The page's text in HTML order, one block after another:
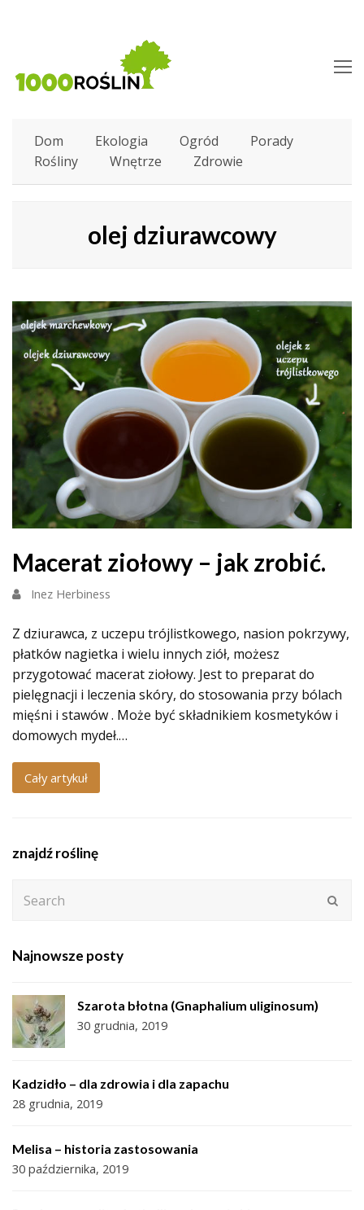
Dom Ekologia Ogród
Porady
Rośliny
Wnętrze Zdrowie
olej dziurawcowy
Macerat ziołowy – jak zrobić.
Inez Herbiness
Z dziurawca, z uczepu trójlistkowego, nasion pokrzywy,
płatków nagietka i wielu innych ziół, możesz
przygotować macerat ziołowy. Jest to preparat do
pielęgnacji i leczenia skóry, do stosowania przy bólach
mięśni i stawów . Może być składnikiem kosmetyków i
domowych mydeł.…
Cały artykuł
znajdź roślinę
Najnowsze posty
Szarota błotna (Gnaphalium uliginosum)
30 grudnia, 2019
Kadzidło – dla zdrowia i dla zapachu
28 grudnia, 2019
Melisa – historia zastosowania
30 października, 2019